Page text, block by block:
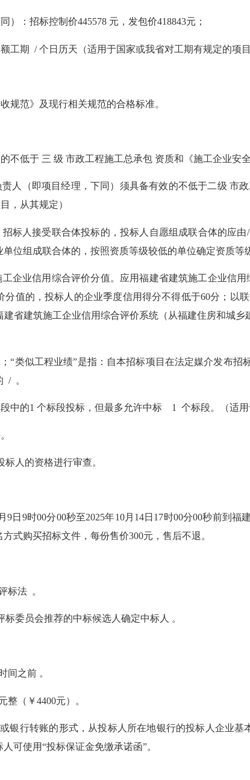
）：招标控制价445578 元，发包价418843元；
工期 / 个日历天（适用于国家或我省对工期有规定的项
规范》及现行相关规范的合格标准。
不低于 三 级 市政工程施工总承包 资质和《施工企业安
人（即项目经理，下同）须具备有效的不低于二级 市
，从其规定）
标人接受联合体投标的，投标人自愿组成联合体的应
位组成联合体的，按照资质等级较低的单位确定资质等
企业信用综合评价分值。应用福建省建筑施工企业信
值的，投标人的企业季度信用得分不得低于60分；以
省建筑施工企业信用综合评价系统（从福建住房和城
“类似工程业绩”是指：自本招标项目在法定媒介发布
/ 。
中的1 个标段投标，但最多允许中标 1 个标段。（适用
人的资格进行审查。
9日9时00分00秒至2025年10月14日17时00分00秒前到
式购买招标文件，每份售价300元，售后不退。
标法 。
委员会推荐的中标候选人确定中标人 。
间之前 。
（￥4400元）。
银行转账的形式，从投标人所在地银行的投标人企业
可使用“投标保证金免缴承诺函”。